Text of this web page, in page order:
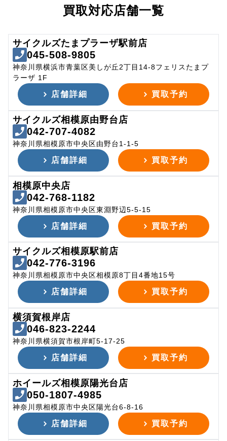
買取対応店舗一覧
サイクルズたまプラーザ駅前店
045-508-9805
神奈川県横浜市青葉区美しが丘2丁目14-8フェリスたまプ
ラーザ 1F
店舗詳細 買取予約
サイクルズ相模原由野台店
042-707-4082
神奈川県相模原市中央区由野台1-1-5
店舗詳細 買取予約
相模原中央店
042-768-1182
神奈川県相模原市中央区東淵野辺5-5-15
店舗詳細 買取予約
サイクルズ相模原駅前店
042-776-3196
神奈川県相模原市中央区相模原8丁目4番地15号
店舗詳細 買取予約
横須賀根岸店
046-823-2244
神奈川県横須賀市根岸町5-17-25
店舗詳細 買取予約
ホイールズ相模原陽光台店
050-1807-4985
神奈川県相模原市中央区陽光台6-8-16
店舗詳細 買取予約